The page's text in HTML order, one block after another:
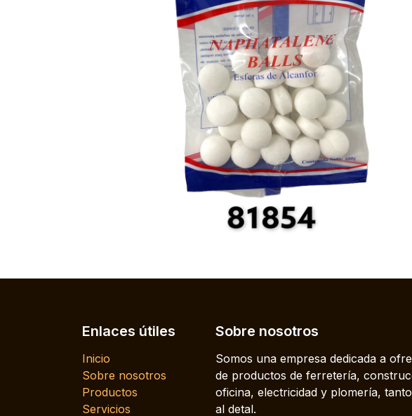
Enlaces útiles
Inicio
Sobre nosotros
Productos
Servicios
Sobre nosotros
Somos una empresa dedicada a
de productos de ferretería,
oficina, electricidad y plomería,
al detal.